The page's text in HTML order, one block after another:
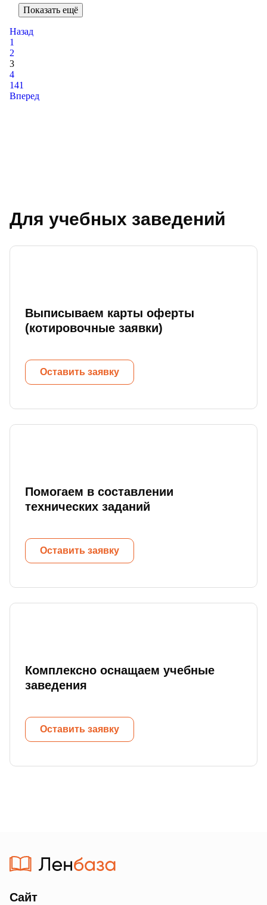
Показать ещё
Назад
1
2
3
4
141
Вперед
Для учебных заведений
Выписываем карты оферты
(котировочные заявки)
Оставить заявку
Помогаем в составлении
технических заданий
Оставить заявку
Комплексно оснащаем учебные
заведения
Оставить заявку
Сайт